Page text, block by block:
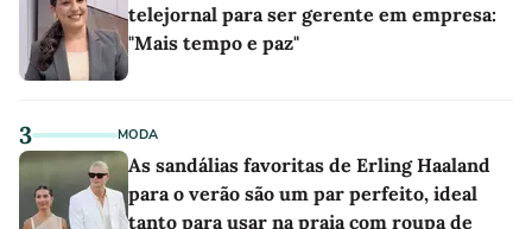
telejornal para ser gerente em empresa:
"Mais tempo e paz"
3 MODA
As sandálias favoritas de Erling Haaland
para o verão são um par perfeito, ideal
tanto para usar na praia com roupa de